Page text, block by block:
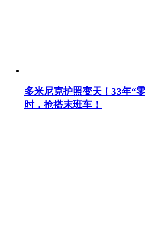
多米尼克护照变天！33年“
时，抢搭末班车！